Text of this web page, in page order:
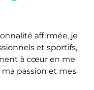
affirmée, je
et sportifs,
à cœur en me
passion et mes